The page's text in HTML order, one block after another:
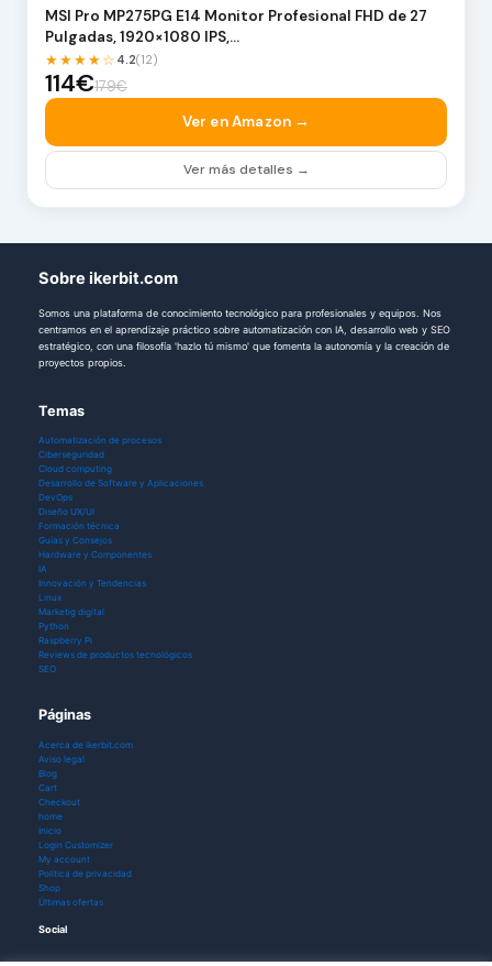
MSI Pro MP275PG E14 Monitor Profesional FHD de 27
Pulgadas, 1920×1080 IPS,…
★★★★☆ 4.2(12)
114€179€
Ver en Amazon →
Ver más detalles →
Sobre ikerbit.com
Somos una plataforma de conocimiento tecnológico para profesionales y equipos. Nos
centramos en el aprendizaje práctico sobre automatización con IA, desarrollo web y SEO
estratégico, con una filosofía 'hazlo tú mismo' que fomenta la autonomía y la creación de
proyectos propios.
Temas
Automatización de procesos
Ciberseguridad
Cloud computing
Desarrollo de Software y Aplicaciones
DevOps
Diseño UX/UI
Formación técnica
Guías y Consejos
Hardware y Componentes
IA
Innovación y Tendencias
Linux
Marketig digital
Python
Raspberry Pi
Reviews de productos tecnológicos
SEO
Páginas
Acerca de ikerbit.com
Aviso legal
Blog
Cart
Checkout
home
Inicio
Login Customizer
My account
Política de privacidad
Shop
Últimas ofertas
Social